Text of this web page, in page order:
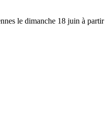
le dimanche 18 juin à partir